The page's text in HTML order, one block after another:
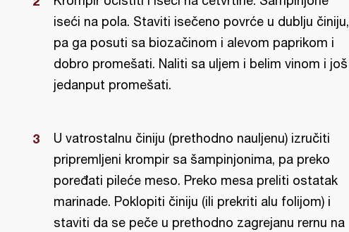
iseći na pola. Staviti isečeno povrće u dublju činiju,
pa ga posuti sa biozačinom i alevom paprikom i
dobro promešati. Naliti sa uljem i belim vinom i još
jedanput promešati.
U vatrostalnu činiju (prethodno nauljenu) izručiti
pripremljeni krompir sa šampinjonima, pa preko
poređati pileće meso. Preko mesa preliti ostatak
marinade. Poklopiti činiju (ili prekriti alu folijom) i
staviti da se peče u prethodno zagrejanu rernu na